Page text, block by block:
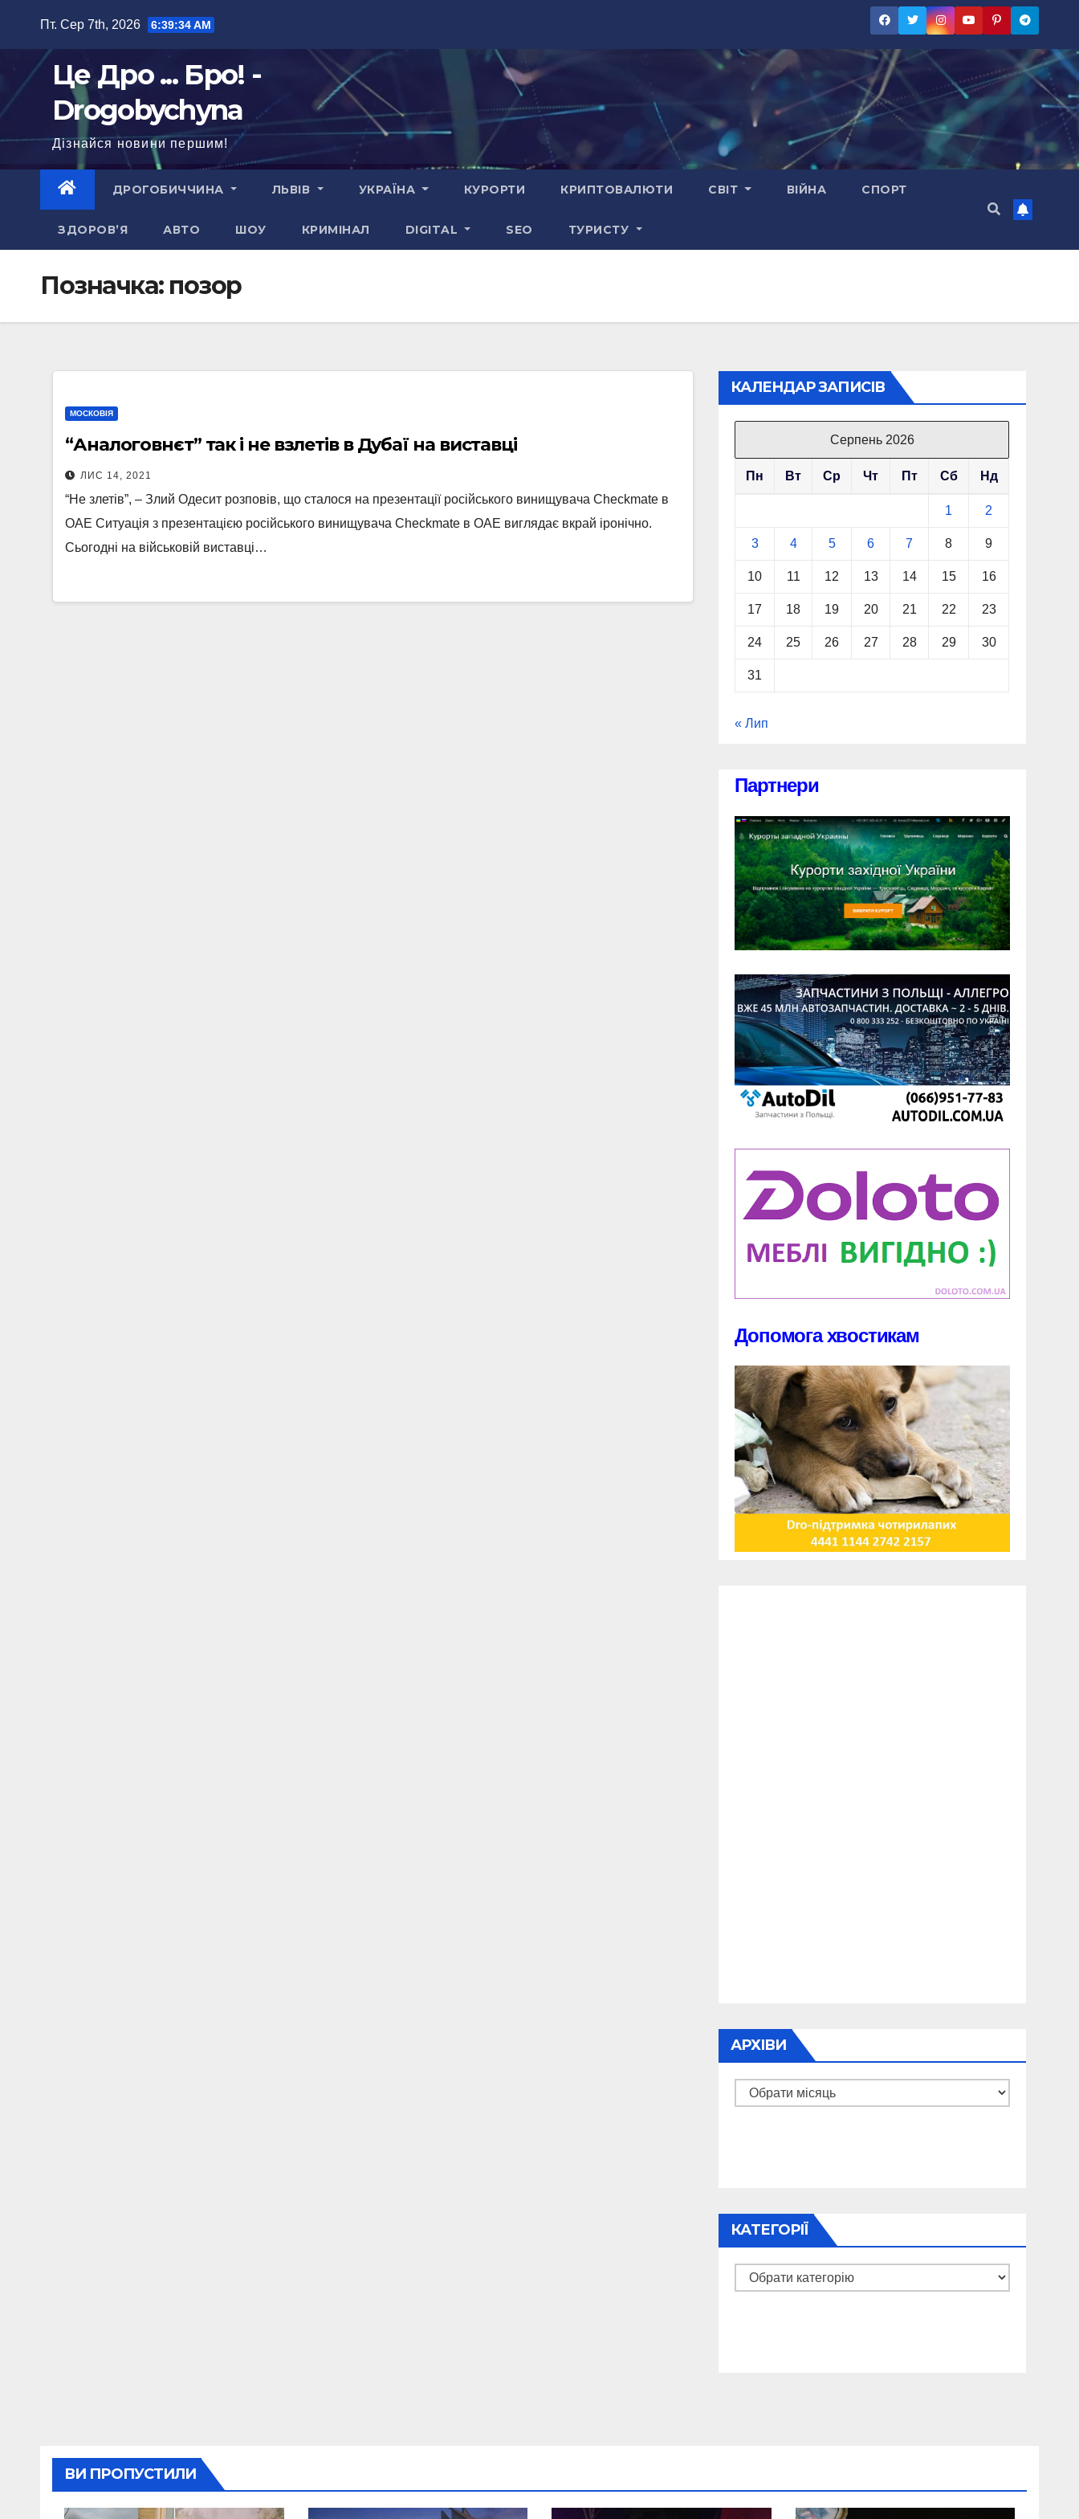
Пт. Сер 7th, 2026 6:39:34 AM
Це Дро ... Бро! -
Drogobychyna
Дізнайся новини першим!
ДРОГОБИЧЧИНА ЛЬВІВ УКРАЇНА КУРОРТИ КРИПТОВАЛЮТИ СВІТ ВІЙНА СПОРТ
ЗДОРОВ’Я АВТО ШОУ КРИМІНАЛ DIGITAL SEO ТУРИСТУ
Позначка: позор
МОСКОВІЯ
“Аналоговнєт” так і не взлетів в Дубаї на виставці
ЛИС 14, 2021
“Не злетів”, – Злий Одесит розповів, що сталося на презентації російського винищувача Checkmate в
ОАЕ Ситуація з презентацією російського винищувача Checkmate в ОАЕ виглядає вкрай іронічно.
Сьогодні на військовій виставці…
КАЛЕНДАР ЗАПИСІВ
Серпень 2026
Пн Вт Ср Чт Пт Сб Нд
1 2
3 4 5 6 7 8 9
10 11 12 13 14 15 16
17 18 19 20 21 22 23
24 25 26 27 28 29 30
31
« Лип
Партнери
Допомога хвостикам
АРХІВИ
Архіви
КАТЕГОРІЇ
Категорії
ВИ ПРОПУСТИЛИ